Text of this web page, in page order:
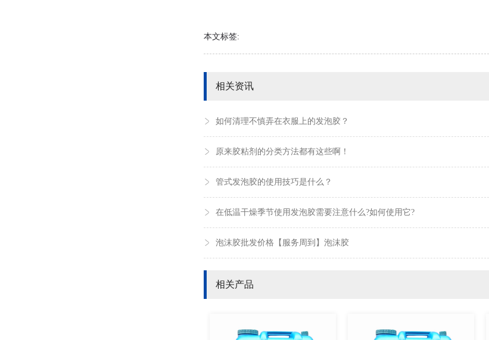
本文标签:
相关资讯
如何清理不慎弄在衣服上的发泡胶？
原来胶粘剂的分类方法都有这些啊！
管式发泡胶的使用技巧是什么？
在低温干燥季节使用发泡胶需要注意什么?如何使用它?
泡沫胶批发价格【服务周到】泡沫胶
相关产品